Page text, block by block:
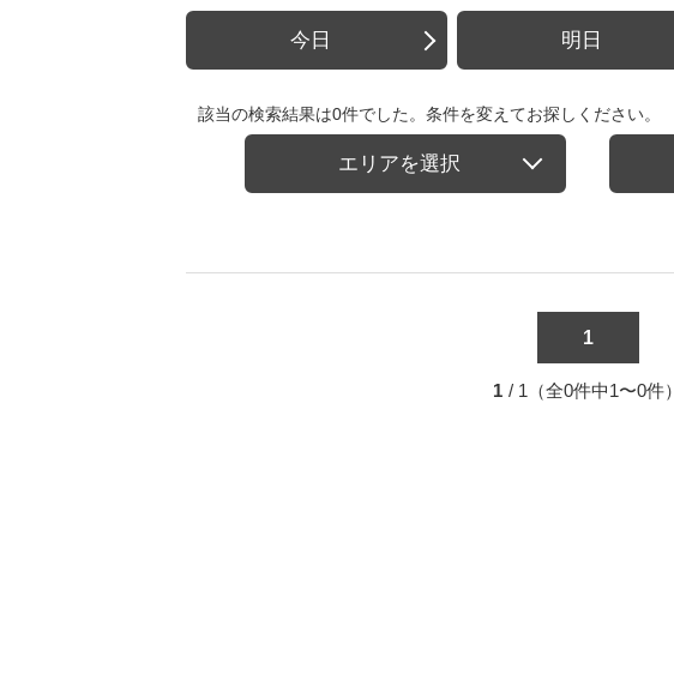
今日 明日
該当の検索結果は0件でした。条件を変えてお探しください。
エリアを選択
1
1 / 1（全0件中1〜0件）